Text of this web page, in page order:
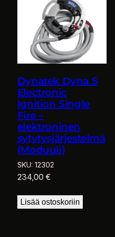
Dynatek Dyna S
Electronic
Ignition Single
Fire –
elektroninen
sytytysjärjestelmä
(Moduuli)
SKU: 12302
234,00 €
Lisää ostoskoriin